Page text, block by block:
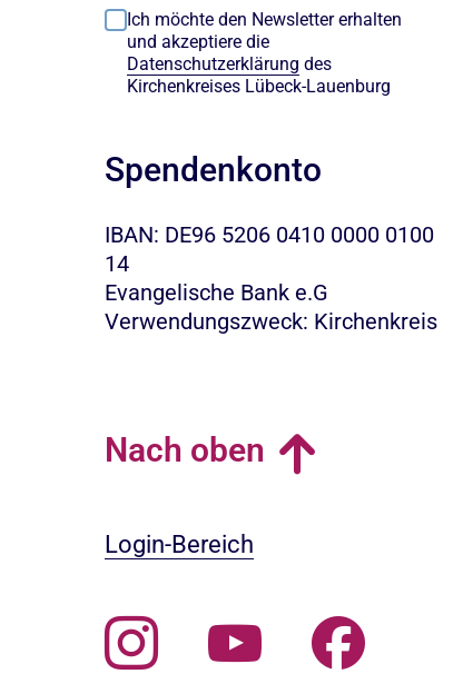
Ich möchte den Newsletter erhalten
und akzeptiere die
Datenschutzerklärung des
Kirchenkreises Lübeck-Lauenburg
Spendenkonto
IBAN: DE96 5206 0410 0000 0100
14
Evangelische Bank e.G
Verwendungszweck: Kirchenkreis
Nach oben
Login-Bereich